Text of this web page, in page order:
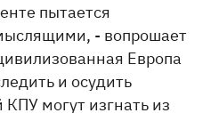
пытается
- вопрошает
Европа
и осудить
могут изгнать из